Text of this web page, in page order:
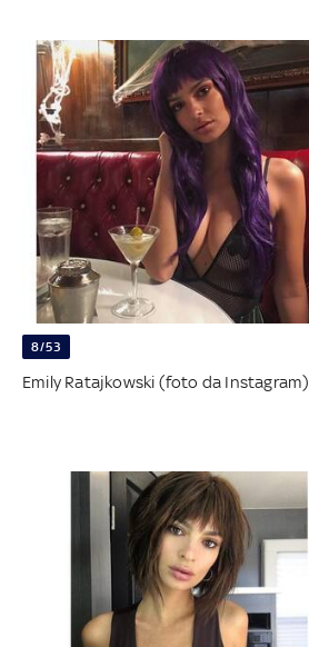
8/53
Emily Ratajkowski (foto da Instagram)